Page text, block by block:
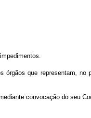
que representam,
convocação do seu